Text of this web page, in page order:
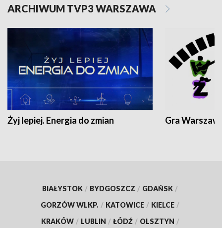
ARCHIWUM TVP3 WARSZAWA
Żyj lepiej. Energia do zmian Gra
BIAŁYSTOK / BYDGOSZCZ / GDAŃSK /
GORZÓW WLKP. / KATOWICE / KIELCE /
KRAKÓW / LUBLIN / ŁÓDŹ / OLSZTYN /